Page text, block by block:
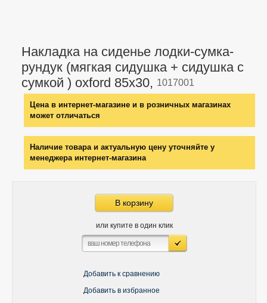
Накладка на сиденье лодки-сумка-
рундук (мягкая сидушка + сидушка с
сумкой ) oxford 85х30, 1017001
Цена в интернет-магазине и в розничных магазинах
может отличаться
Наличие товара и актуальную цену уточняйте у
менеджера интернет-магазина
В корзину
или купите в один клик
Добавить к сравнению
Добавить в избранное